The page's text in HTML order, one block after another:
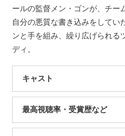
ールの監督メン・ゴンが、チー
自分の悪質な書き込みをしてい
ンと手を組み、繰り広げられる
ディ。
キャスト
最高視聴率・受賞歴など